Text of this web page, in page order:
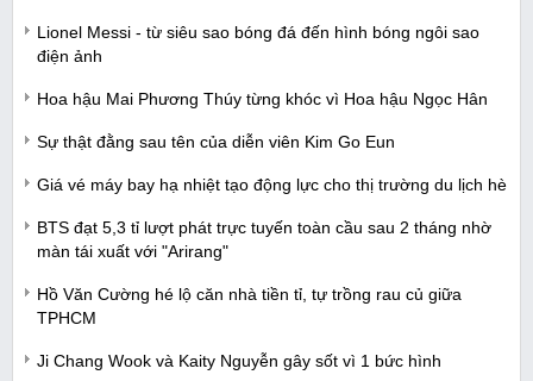
Lionel Messi - từ siêu sao bóng đá đến hình bóng ngôi sao
điện ảnh
Hoa hậu Mai Phương Thúy từng khóc vì Hoa hậu Ngọc Hân
Sự thật đằng sau tên của diễn viên Kim Go Eun
Giá vé máy bay hạ nhiệt tạo động lực cho thị trường du lịch hè
BTS đạt 5,3 tỉ lượt phát trực tuyến toàn cầu sau 2 tháng nhờ
màn tái xuất với "Arirang"
Hồ Văn Cường hé lộ căn nhà tiền tỉ, tự trồng rau củ giữa
TPHCM
Ji Chang Wook và Kaity Nguyễn gây sốt vì 1 bức hình